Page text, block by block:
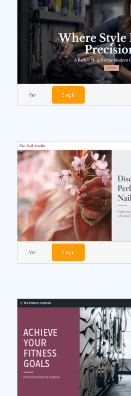
Ver Elegir
Ver Elegir